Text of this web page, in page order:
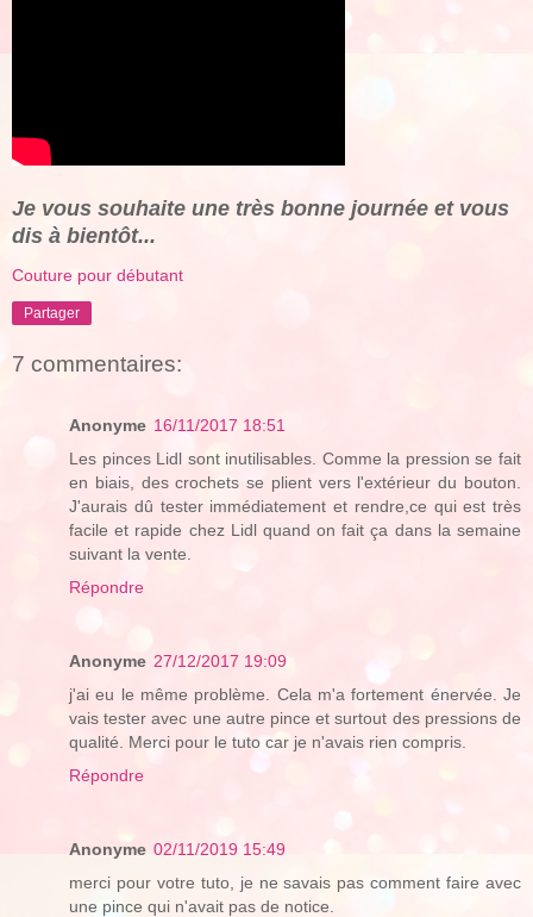
Je vous souhaite une très bonne journée et vous
dis à bientôt...
Couture pour débutant
Partager
7 commentaires:
Anonyme 16/11/2017 18:51
Les pinces Lidl sont inutilisables. Comme la pression se fait
en biais, des crochets se plient vers l'extérieur du bouton.
J'aurais dû tester immédiatement et rendre,ce qui est très
facile et rapide chez Lidl quand on fait ça dans la semaine
suivant la vente.
Répondre
Anonyme 27/12/2017 19:09
j'ai eu le même problème. Cela m'a fortement énervée. Je
vais tester avec une autre pince et surtout des pressions de
qualité. Merci pour le tuto car je n'avais rien compris.
Répondre
Anonyme 02/11/2019 15:49
merci pour votre tuto, je ne savais pas comment faire avec
une pince qui n'avait pas de notice.